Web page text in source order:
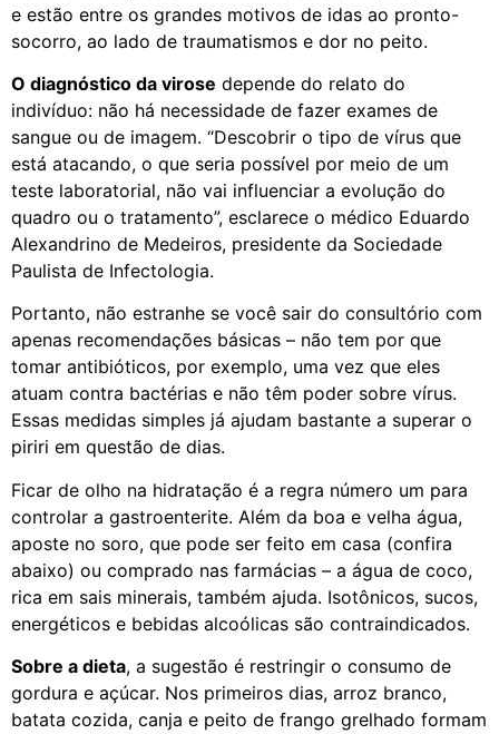
e estão entre os grandes motivos de idas ao pronto-
socorro, ao lado de traumatismos e dor no peito.
O diagnóstico da virose depende do relato do
indivíduo: não há necessidade de fazer exames de
sangue ou de imagem. “Descobrir o tipo de vírus que
está atacando, o que seria possível por meio de um
teste laboratorial, não vai influenciar a evolução do
quadro ou o tratamento”, esclarece o médico Eduardo
Alexandrino de Medeiros, presidente da Sociedade
Paulista de Infectologia.
Portanto, não estranhe se você sair do consultório com
apenas recomendações básicas – não tem por que
tomar antibióticos, por exemplo, uma vez que eles
atuam contra bactérias e não têm poder sobre vírus.
Essas medidas simples já ajudam bastante a superar o
piriri em questão de dias.
Ficar de olho na hidratação é a regra número um para
controlar a gastroenterite. Além da boa e velha água,
aposte no soro, que pode ser feito em casa (confira
abaixo) ou comprado nas farmácias – a água de coco,
rica em sais minerais, também ajuda. Isotônicos, sucos,
energéticos e bebidas alcoólicas são contraindicados.
Sobre a dieta, a sugestão é restringir o consumo de
gordura e açúcar. Nos primeiros dias, arroz branco,
batata cozida, canja e peito de frango grelhado formam